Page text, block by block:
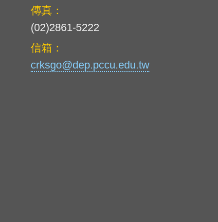
傳真：
(02)2861-5222
信箱：
crksgo@dep.pccu.edu.tw